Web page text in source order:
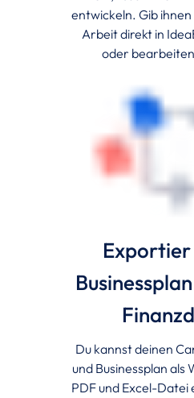
entwickeln. Gib
Arbeit direkt in
oder
Exportier
Du kannst deinen
und Businessplan
PDF und Excel-